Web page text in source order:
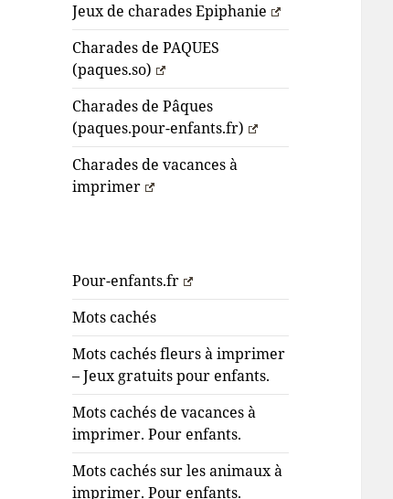
Jeux de charades Epiphanie
Charades de PAQUES
(paques.so)
Charades de Pâques
(paques.pour-enfants.fr)
Charades de vacances à
imprimer
Pour-enfants.fr
Mots cachés
Mots cachés fleurs à imprimer
– Jeux gratuits pour enfants.
Mots cachés de vacances à
imprimer. Pour enfants.
Mots cachés sur les animaux à
imprimer. Pour enfants.